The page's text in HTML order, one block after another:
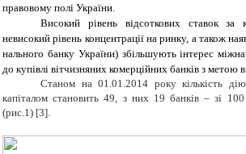
правовому полі України.
Високий рівень відсоткових ставок за
невисокий рівень концентрації на ринку, а також
нального банку України) збільшують інтерес
до купівлі вітчизняних комерційних банків з метою
Станом на 01.01.2014 року кількість
капіталом становить 49, з них 19 банків – зі
(рис.1) [3].